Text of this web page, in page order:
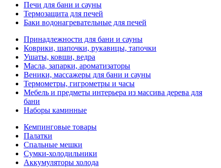
Печи для бани и сауны
Термозащита для печей
Баки водонагревательные для печей
Принадлежности для бани и сауны
Коврики, шапочки, рукавицы, тапочки
Ушаты, ковши, ведра
Масла, запарки, ароматизаторы
Веники, массажеры для бани и сауны
Термометры, гигрометры и часы
Мебель и предметы интерьера из массива дерева для
бани
Наборы каминные
Кемпинговые товары
Палатки
Спальные мешки
Сумки-холодильники
Аккумуляторы холода